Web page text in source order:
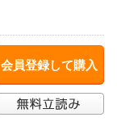
会員登録して購入